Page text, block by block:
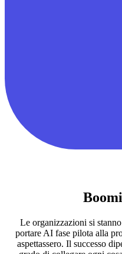
Le organizzazioni si
portare AI fase pilota alla
aspettassero. Il successo